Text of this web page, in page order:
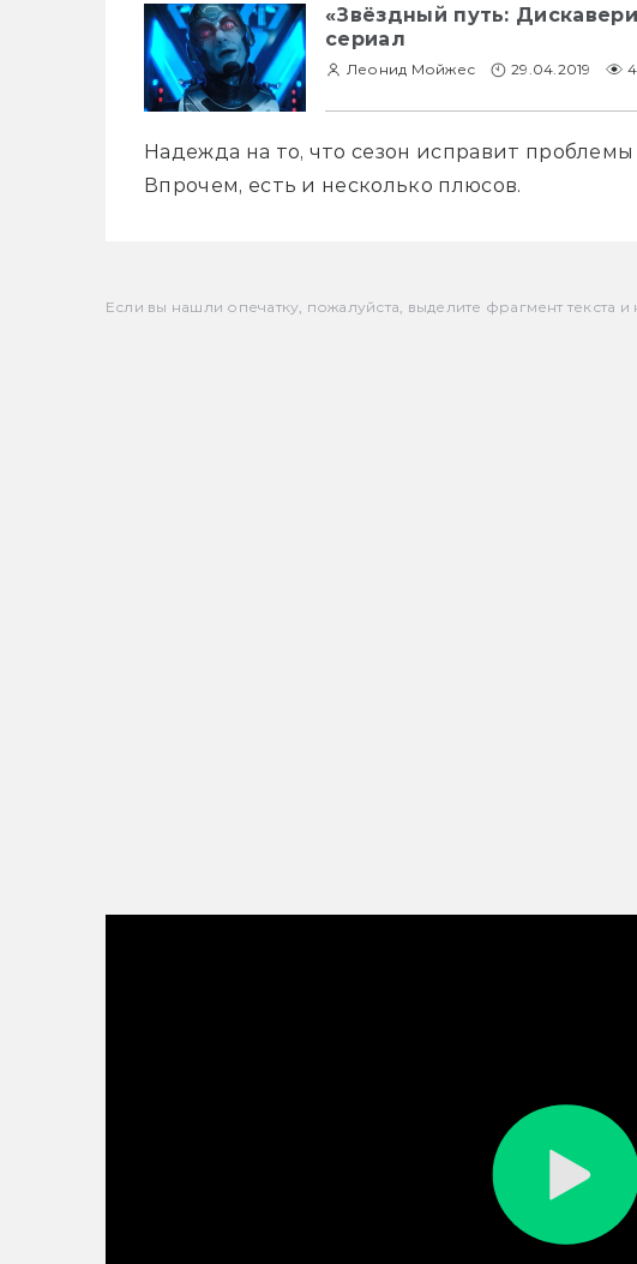
«Звёздный путь:
сериал
Леонид Мойжес 29.04.2019
Надежда на то, что сезон исправит проблемы
Впрочем, есть и несколько плюсов.
Если вы нашли опечатку, пожалуйста, выделите фрагмент текста